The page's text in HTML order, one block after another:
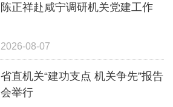
陈正祥赴咸宁调研机关党建工作
2026-08-07
省直机关“建功支点 机关争先”报告
会举行